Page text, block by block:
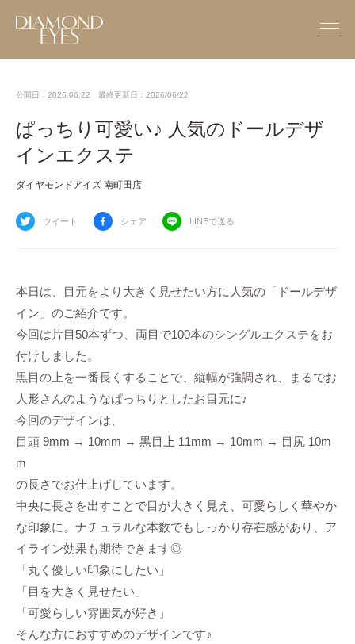
公開日：2026.06.22 最終更新日：2026/06/22
ぱっちり可愛い♪ 人気のドールデザ
インエクステ
ダイヤモンドアイズ 南町田店
ツイート シェア LINEで送る
本日は、目元をより大きく見せたい方に人気の「ドールデザ
イン」のご紹介です。
今回は片目50本ずつ、両目で100本のシングルエクステをお
付けしました。
黒目の上を一番長くすることで、縦幅が強調され、まるでお
人形さんのようなぱっちりとしたお目元に♪
今回のデザインは、
目頭 9mm → 10mm → 黒目上 11mm → 10mm → 目尻 10m
m
の長さでお仕上げしています。
中央に長さを出すことで目が大きく見え、可愛らしく華やか
な印象に。ナチュラルな本数でもしっかり存在感があり、ア
イライン効果も期待できます◎
「丸く優しい印象にしたい」
「目を大きく見せたい」
「可愛らしい雰囲気が好き」
そんな方におすすめのデザインです♪